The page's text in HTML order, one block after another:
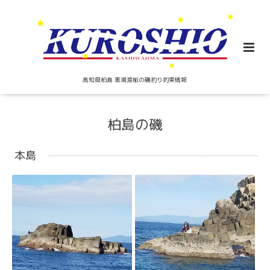
高知県柏島 黒潮渡船の磯釣り釣果情報
柏島の磯
本島